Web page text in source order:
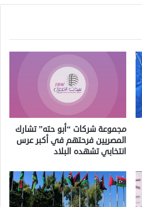
مجموعة شركات “أبو حته” تشارك
المصريين فرحتهم في أكبر عرس
انتخابي تشهده البلاد